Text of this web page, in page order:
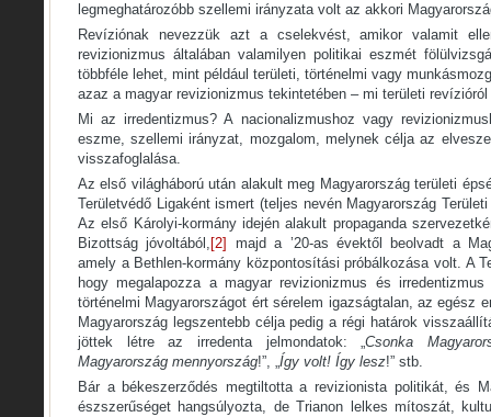
legmeghatározóbb szellemi irányzata volt az akkori
Revíziónak nevezzük azt a cselekvést, amikor valamit
revizionizmus általában valamilyen politikai eszmét
többféle lehet, mint például területi, történelmi vagy
azaz a magyar revizionizmus tekintetében – mi területi
Mi az irredentizmus? A nacionalizmushoz vagy
eszme, szellemi irányzat, mozgalom, melynek célja az
visszafoglalása.
Az első világháború után alakult meg Magyarország területi
Területvédő Ligaként ismert (teljes nevén Magyarország
Az első Károlyi-kormány idején alakult propaganda
Bizottság jóvoltából, [2]
majd a ’20-as évektől beolvadt a
amely a Bethlen-kormány központosítási próbálkozása volt. A
hogy megalapozza a magyar revizionizmus és
történelmi Magyarországot ért sérelem igazságtalan, az egész
Magyarország legszentebb célja pedig a régi határok
jöttek létre az irredenta jelmondatok: „Csonka
Magyarország mennyország!”, „Így volt! Így lesz!” stb.
Bár a békeszerződés megtiltotta a revizionista politikát, és
észszerűséget hangsúlyozta, de Trianon lelkes mítoszát,